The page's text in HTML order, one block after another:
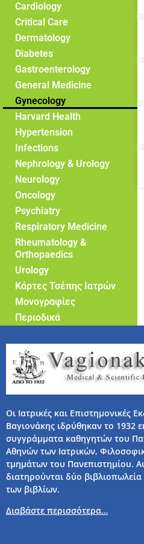
Cardiology
Critical Care
Dermatology
Diabetes
Gastroenterology
General Medicine
Gynecology
Harvard Health
Hypertension
Infections
Nephrology & Urology
Neurology
Oncology
Psychiatry
Respiratory Medicine
Rheumatology &
Orthopaedics
Urology
Κάρτες Τσέπης Ιατρών
Μονογραφίες
Περιοδικά
Οι Ιατρικές και Επιστημονικές
Βαγιονάκης ιδρύθηκαν το 1932
συγγράμματα καθηγητών του
Αθηνών των Ιατρικών,
τμημάτων του Πανεπιστημίου.
διατηρούνται δύο
των βιβλίων.
Διαβάστε περισσότερα…